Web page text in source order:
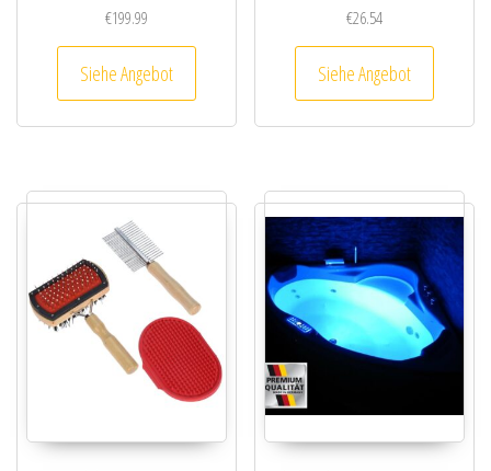
€199.99
Siehe Angebot
€26.54
Siehe Angebot